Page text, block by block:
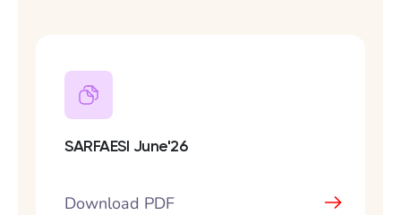
SARFAESI June'26
Download PDF